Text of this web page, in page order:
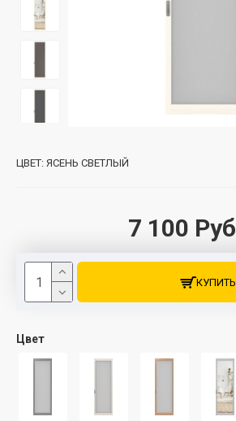
7 100 Руб
ЦВЕТ: ЯСЕНЬ СВЕТЛЫЙ
Цвет
КУПИТЬ